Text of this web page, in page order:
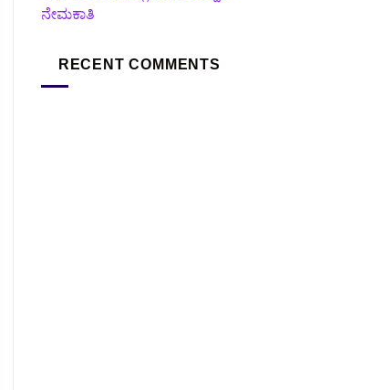
ನೇಮಕಾತಿ
RECENT COMMENTS